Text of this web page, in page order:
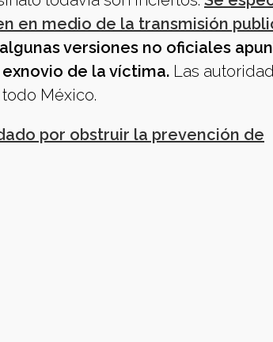
en medio de la transmisión
algunas versiones no oficiales
de la víctima. Las
México.
por obstruir la prevención de